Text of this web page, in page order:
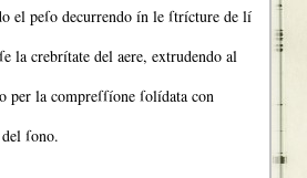
el peſo decurrendo ín le ſtrícture de lí
la crebrítate del aere, extrudendo al
la compreſſíone ſolídata con
ſono.